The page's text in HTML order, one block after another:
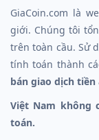
GiaCoin.com là
giới. Chúng tôi
trên toàn cầu. Sử
tính toán thành
bán giao dịch tiền
Việt Nam không
toán.